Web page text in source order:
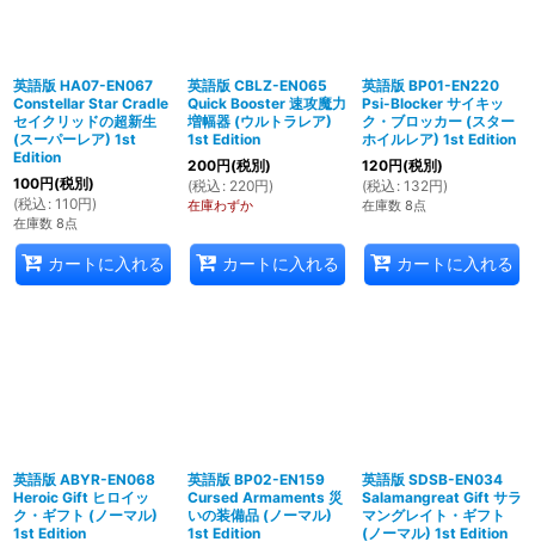
英語版 HA07-EN067
Constellar Star Cradle
セイクリッドの超新生
(スーパーレア) 1st
Edition
100円(税別)
(税込 : 110円)
在庫数 8点
カートに入れる
英語版 CBLZ-EN065
Quick Booster 速攻魔力
増幅器 (ウルトラレア)
1st Edition
200円(税別)
(税込 : 220円)
在庫わずか
カートに入れる
英語版 BP01-EN220
Psi-Blocker サイキッ
ク・ブロッカー (スター
ホイルレア) 1st Edition
120円(税別)
(税込 : 132円)
在庫数 8点
カートに入れる
英語版 ABYR-EN068
Heroic Gift ヒロイッ
ク・ギフト (ノーマル)
1st Edition
英語版 BP02-EN159
Cursed Armaments 災
いの装備品 (ノーマル)
1st Edition
英語版 SDSB-EN034
Salamangreat Gift サラ
マングレイト・ギフト
(ノーマル) 1st Edition